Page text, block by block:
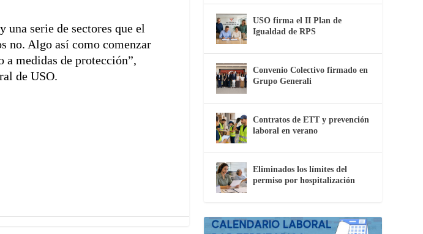
una serie de sectores que el
no. Algo así como comenzar
a medidas de protección”,
de USO.
USO firma el II Plan de
Igualdad de RPS
Convenio Colectivo firmado en
Grupo Generali
Contratos de ETT y prevención
laboral en verano
Eliminados los límites del
permiso por hospitalización